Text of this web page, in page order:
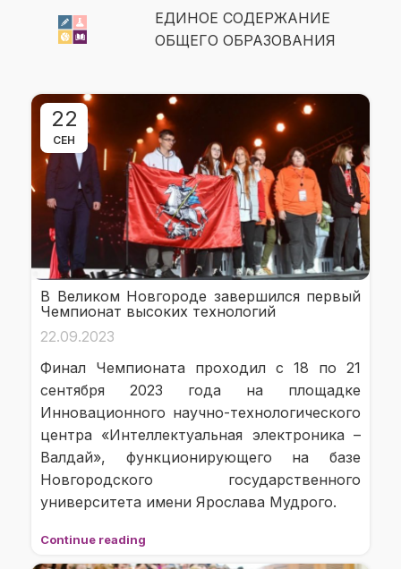
ЕДИНОЕ СОДЕРЖАНИЕ
ОБЩЕГО ОБРАЗОВАНИЯ
22
СЕН
В Великом Новгороде завершился первый
Чемпионат высоких технологий
22.09.2023
Финал Чемпионата проходил с 18 по 21
сентября 2023 года на площадке
Инновационного научно-технологического
центра «Интеллектуальная электроника –
Валдай», функционирующего на базе
Новгородского государственного
университета имени Ярослава Мудрого.
Continue reading